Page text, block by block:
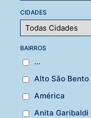
CIDADES
BAIRROS
...
Alto São Bento
América
Anita Garibaldi